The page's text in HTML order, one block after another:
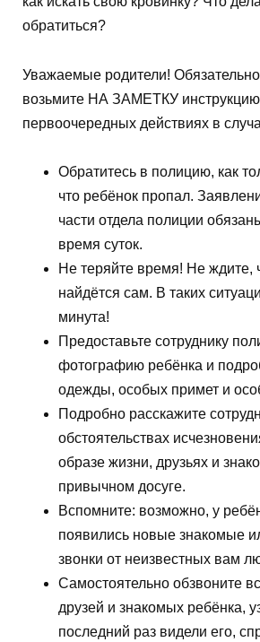
обратиться?
Уважаемые родители! Обязательно
возьмите НА ЗАМЕТКУ
первоочередных действиях в
Обратитесь в полицию, как
что ребёнок пропал.
части отдела полиции
время суток.
Не теряйте время! Не ждите,
найдётся сам. В таких
минута!
Предоставьте сотруднику
фотографию ребёнка и
одежды, особых примет и
Подробно расскажите
обстоятельствах
образе жизни, друзьях и
привычном досуге.
Вспомните: возможно, у
появились новые знакомые
звонки от неизвестных вам
Самостоятельно обзвоните
друзей и знакомых ребёнка,
последний раз видели его,